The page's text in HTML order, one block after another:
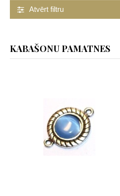
Atvērt filtru
KABAŠONU PAMATNES